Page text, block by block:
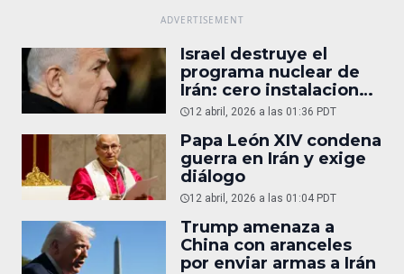
Israel destruye el
programa nuclear de
Irán: cero instalaciones
operativas
12 abril, 2026 a las 01:36 PDT
Papa León XIV condena
guerra en Irán y exige
diálogo
12 abril, 2026 a las 01:04 PDT
Trump amenaza a
China con aranceles
por enviar armas a Irán